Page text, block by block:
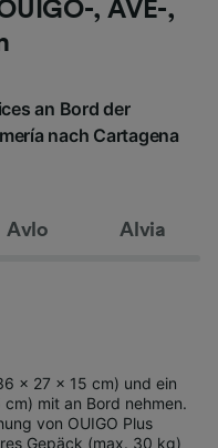
, AVE-,
an Bord der
nach Cartagena
Avlo Alvia
x 27 x 15 cm) und ein
mit an Bord nehmen.
von OUIGO Plus
Gepäck (max. 30 kg)